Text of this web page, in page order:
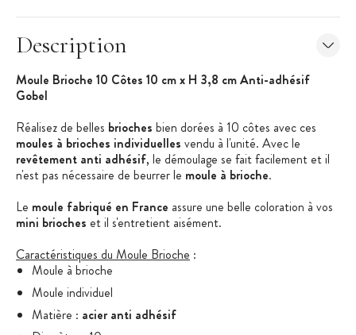
Description
Moule Brioche 10 Côtes 10 cm x H 3,8 cm Anti-adhésif
Gobel
Réalisez de belles brioches bien dorées à 10 côtes avec ces
moules à brioches individuelles vendu à l'unité. Avec le
revêtement anti adhésif, le démoulage se fait facilement et il
n'est pas nécessaire de beurrer le moule à brioche.
Le moule fabriqué en France assure une belle coloration à vos
mini brioches et il s'entretient aisément.
Caractéristiques du Moule Brioche :
Moule à brioche
Moule individuel
Matière : acier anti adhésif